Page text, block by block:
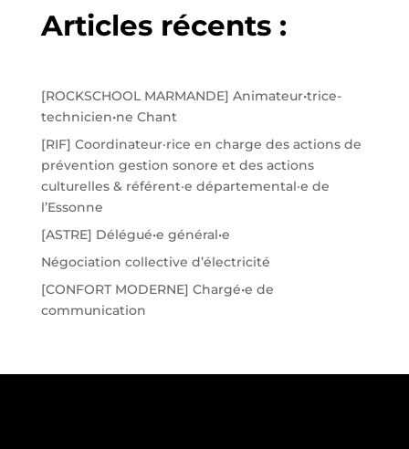
Articles récents :
[ROCKSCHOOL MARMANDE] Animateur•trice-
technicien•ne Chant
[RIF] Coordinateur·rice en charge des actions de
prévention gestion sonore et des actions
culturelles & référent·e départemental·e de
l’Essonne
[ASTRE] Délégué•e général•e
Négociation collective d’électricité
[CONFORT MODERNE] Chargé•e de
communication